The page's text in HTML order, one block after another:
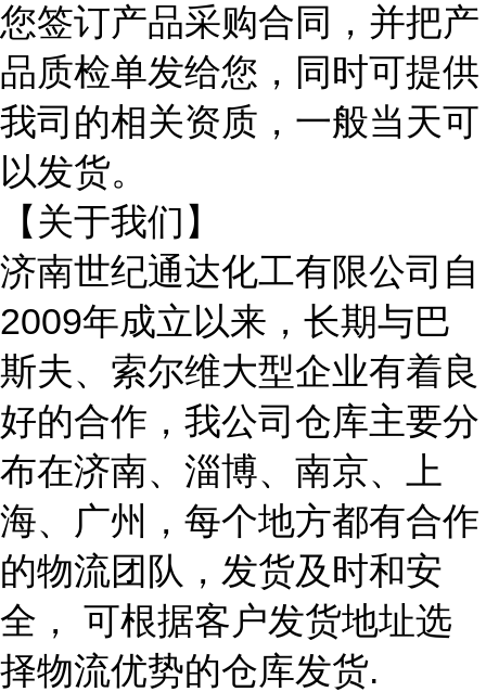
您签订产品采购合同，并把产
品质检单发给您，同时可提供
我司的相关资质，一般当天可
以发货。
【关于我们】
济南世纪通达化工有限公司自
2009年成立以来，长期与巴
斯夫、索尔维大型企业有着良
好的合作，我公司仓库主要分
布在济南、淄博、南京、上
海、广州 ，每个地方都有合作
的物流团队，发货及时和安
全，
可根据客户发货地址选
择物流优势的仓库发货.